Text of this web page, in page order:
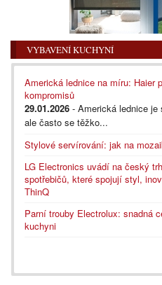
VYBAVENÍ KUCHYNÍ
Americká lednice na míru: Haier
kompromisů
29.01.2026 - Americká lednice je
ale často se těžko...
Stylové servírování: jak na
LG Electronics uvádí na český
spotřebičů, které spojují styl,
ThinQ
Parní trouby Electrolux: snadná
kuchyni